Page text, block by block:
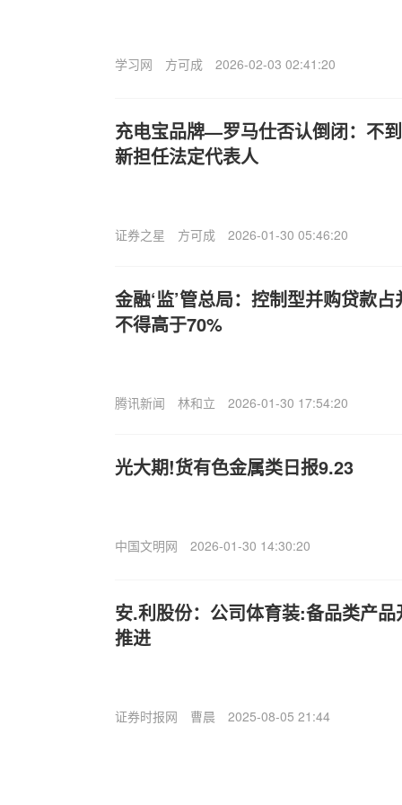
学习网 方可成 2026-02-03 02:41:20
充电宝品牌—罗马仕否认倒闭：不
新担任法定代表人
证券之星 方可成 2026-01-30 05:46:20
金融‘监’管总局：控制型并购贷款
不得高于70%
腾讯新闻 林和立 2026-01-30 17:54:20
光大期!货有色金属类日报9.23
中国文明网 2026-01-30 14:30:20
安.利股份：公司体育装:备品类产
推进
证券时报网 曹晨 2025-08-05 21:44